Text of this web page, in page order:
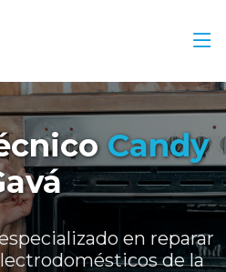
Candy
en reparar
de la